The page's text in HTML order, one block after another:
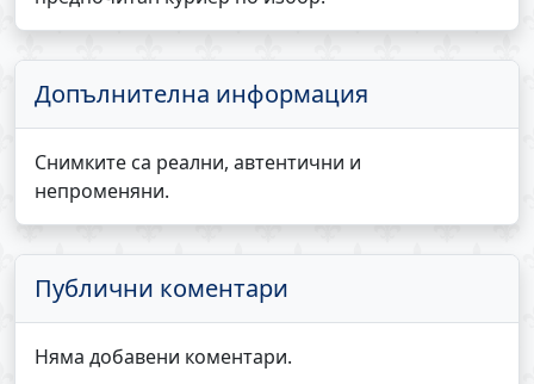
Допълнителна информация
Снимките са реални, автентични и
непроменяни.
Публични коментари
Няма добавени коментари.